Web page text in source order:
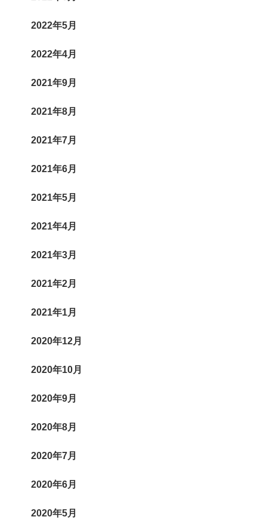
2022年5月
2022年4月
2021年9月
2021年8月
2021年7月
2021年6月
2021年5月
2021年4月
2021年3月
2021年2月
2021年1月
2020年12月
2020年10月
2020年9月
2020年8月
2020年7月
2020年6月
2020年5月